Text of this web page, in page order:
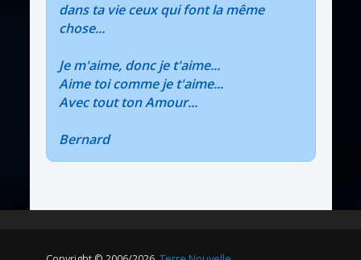
dans ta vie ceux qui font la même
chose...
Je m'aime, donc je t'aime...
Aime toi comme je t'aime...
Avec tout ton Amour...
Bernard